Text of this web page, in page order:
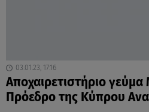
03.01.23, 17:16
Αποχαιρετιστήριο
Πρόεδρο της Κύπρου